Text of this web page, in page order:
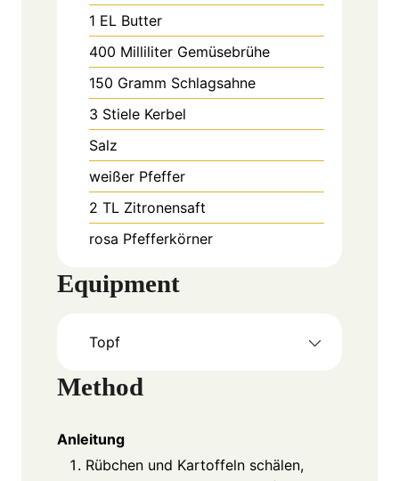
1 EL Butter
400 Milliliter Gemüsebrühe
150 Gramm Schlagsahne
3 Stiele Kerbel
Salz
weißer Pfeffer
2 TL Zitronensaft
rosa Pfefferkörner
Equipment
Topf
Method
Anleitung
Rübchen und Kartoffeln schälen,